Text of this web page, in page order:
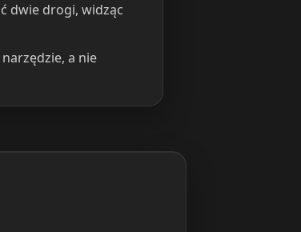
dwie drogi, widząc
a nie